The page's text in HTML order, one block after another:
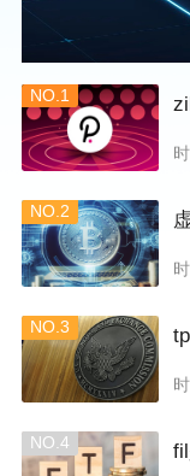
NO.1
NO.2
NO.3
NO.4